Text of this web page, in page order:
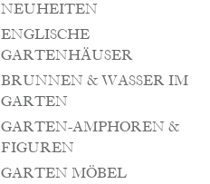
NEUHEITEN
ENGLISCHE
GARTENHÄUSER
BRUNNEN & WASSER IM
GARTEN
GARTEN-AMPHOREN &
FIGUREN
GARTEN MÖBEL